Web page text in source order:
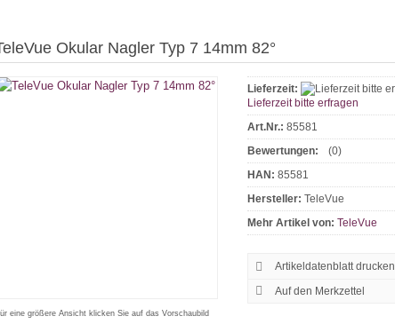
Okular Nagler Typ 7 14mm 82°
eine größere Ansicht klicken Sie auf das Vorschaubild
Lieferzeit:
Lieferzeit bitte erfragen
Art.Nr.: 85581
Bewertungen:
(0)
HAN: 85581
Hersteller: TeleVue
Mehr Artikel von: TeleVue
Artikeldatenblatt drucken